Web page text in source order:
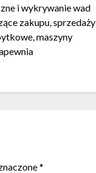
i wykrywanie wad
zakupu, sprzedaży
maszyny
*